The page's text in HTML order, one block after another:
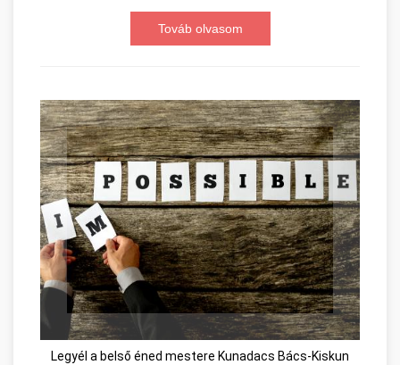
Továb olvasom
Legyél a belső éned mestere Kunadacs Bács-Kiskun